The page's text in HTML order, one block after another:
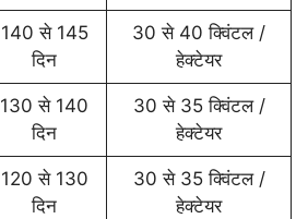
140 से 145
दिन
30 से 40 क्विंटल /
हेक्टेयर
130 से 140
दिन
30 से 35 क्विंटल /
हेक्टेयर
120 से 130
दिन
30 से 35 क्विंटल /
हेक्टेयर